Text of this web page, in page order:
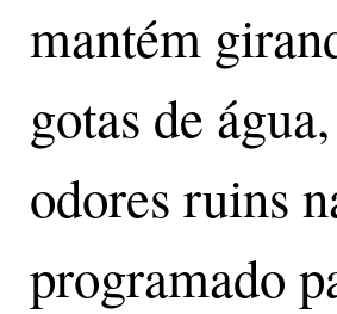
mantém
gotas de
odores ruins
programado